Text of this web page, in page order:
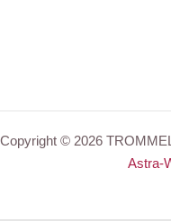
Copyright © 2026
Astra-